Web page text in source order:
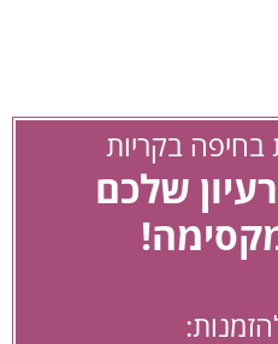
בחיפה בקריות
שלכם